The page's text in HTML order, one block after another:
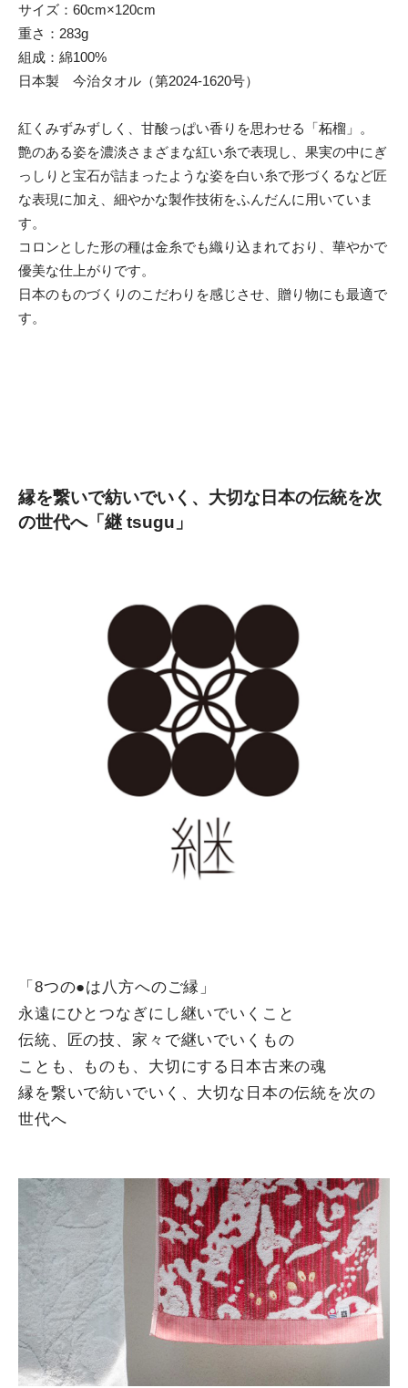
サイズ：60cm×120cm
重さ：283g
組成：綿100%
日本製 今治タオル（第2024-1620号）
紅くみずみずしく、甘酸っぱい香りを思わせる「柘榴」。
艶のある姿を濃淡さまざまな紅い糸で表現し、果実の中にぎ
っしりと宝石が詰まったような姿を白い糸で形づくるなど匠
な表現に加え、細やかな製作技術をふんだんに用いていま
す。
コロンとした形の種は金糸でも織り込まれており、華やかで
優美な仕上がりです。
日本のものづくりのこだわりを感じさせ、贈り物にも最適で
す。
縁を繋いで紡いでいく、大切な日本の伝統を次
の世代へ「継 tsugu」
「8つの●は八方へのご縁」
永遠にひとつなぎにし継いでいくこと
伝統、匠の技、家々で継いでいくもの
ことも、ものも、大切にする日本古来の魂
縁を繋いで紡いでいく、大切な日本の伝統を次の
世代へ